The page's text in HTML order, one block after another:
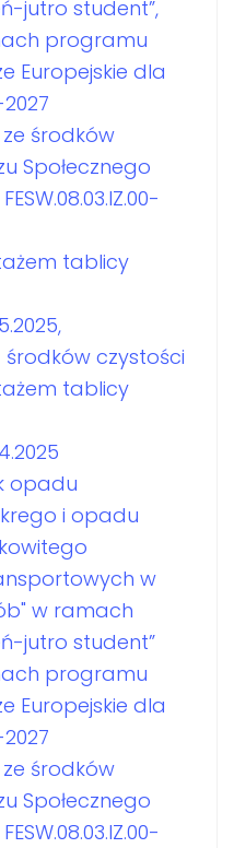
jutro student”,
programu
Europejskie dla
środków
Społecznego
tablicy
czystości
tablicy
opadu
i opadu
w
w ramach
jutro student”
programu
Europejskie dla
środków
Społecznego